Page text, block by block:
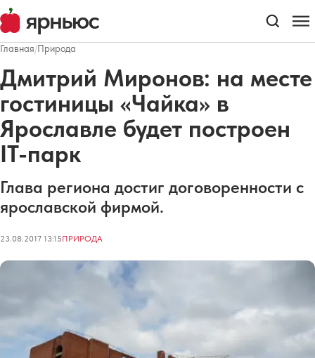
Главная/Природа
Дмитрий Миронов: на месте
гостиницы «Чайка» в
Ярославле будет построен
IT-парк
Глава региона достиг договоренности с
ярославской фирмой.
23.08.2017 13:15ПРИРОДА